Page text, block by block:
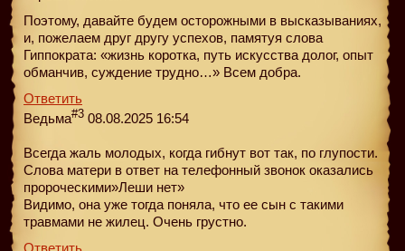
Поэтому, давайте будем осторожными в высказываниях,
и, пожелаем друг другу успехов, памятуя слова
Гиппократа: «жизнь коротка, путь искусства долог, опыт
обманчив, суждение трудно…» Всем добра.
Ответить
Ведьма#3 08.08.2025 16:54
Всегда жаль молодых, когда гибнут вот так, по глупости.
Слова матери в ответ на телефонный звонок оказались
пророческими»Леши нет»
Видимо, она уже тогда поняла, что ее сын с такими
травмами не жилец. Очень грустно.
Ответить